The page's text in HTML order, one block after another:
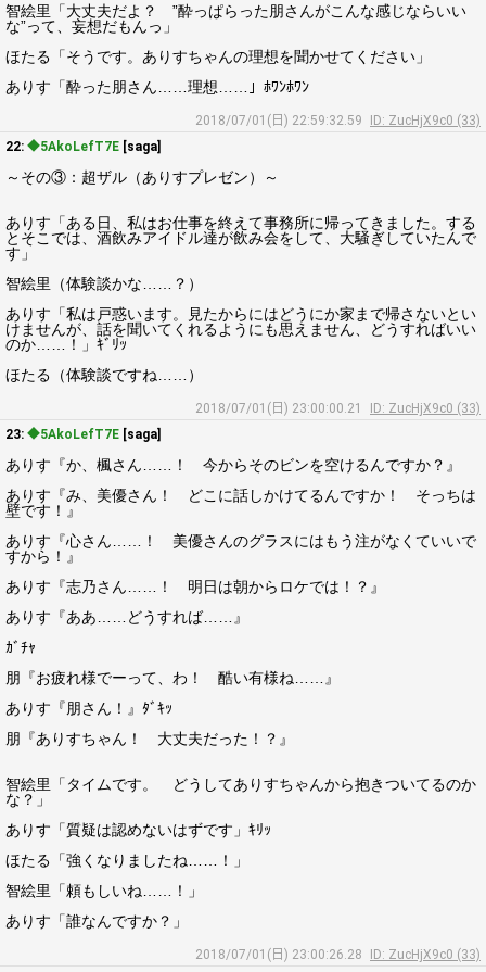
智絵里「大丈夫だよ？ ”酔っぱらった朋さんがこんな感じならいい
な”って、妄想だもんっ」
ほたる「そうです。ありすちゃんの理想を聞かせてください」
ありす「酔った朋さん……理想……」ﾎﾜﾝﾎﾜﾝ
2018/07/01(日) 22:59:32.59
ID: ZucHjX9c0 (33)
22: ◆5AkoLefT7E [saga]
～その③：超ザル（ありすプレゼン）～
ありす「ある日、私はお仕事を終えて事務所に帰ってきました。する
とそこでは、酒飲みアイドル達が飲み会をして、大騒ぎしていたんで
す」
智絵里（体験談かな……？）
ありす「私は戸惑います。見たからにはどうにか家まで帰さないとい
けませんが、話を聞いてくれるようにも思えません、どうすればいい
のか……！」ｷﾞﾘｯ
ほたる（体験談ですね……）
2018/07/01(日) 23:00:00.21
ID: ZucHjX9c0 (33)
23: ◆5AkoLefT7E [saga]
ありす『か、楓さん……！ 今からそのビンを空けるんですか？』
ありす『み、美優さん！ どこに話しかけてるんですか！ そっちは
壁です！』
ありす『心さん……！ 美優さんのグラスにはもう注がなくていいで
すから！』
ありす『志乃さん……！ 明日は朝からロケでは！？』
ありす『ああ……どうすれば……』
ｶﾞﾁｬ
朋『お疲れ様でーって、わ！ 酷い有様ね……』
ありす『朋さん！』ﾀﾞｷｯ
朋『ありすちゃん！ 大丈夫だった！？』
智絵里「タイムです。 どうしてありすちゃんから抱きついてるのか
な？」
ありす「質疑は認めないはずです」ｷﾘｯ
ほたる「強くなりましたね……！」
智絵里「頼もしいね……！」
ありす「誰なんですか？」
2018/07/01(日) 23:00:26.28
ID: ZucHjX9c0 (33)